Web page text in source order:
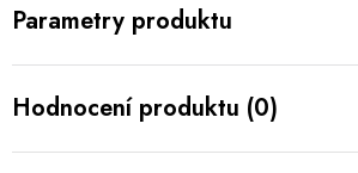
Parametry produktu
Hodnocení produktu (0)